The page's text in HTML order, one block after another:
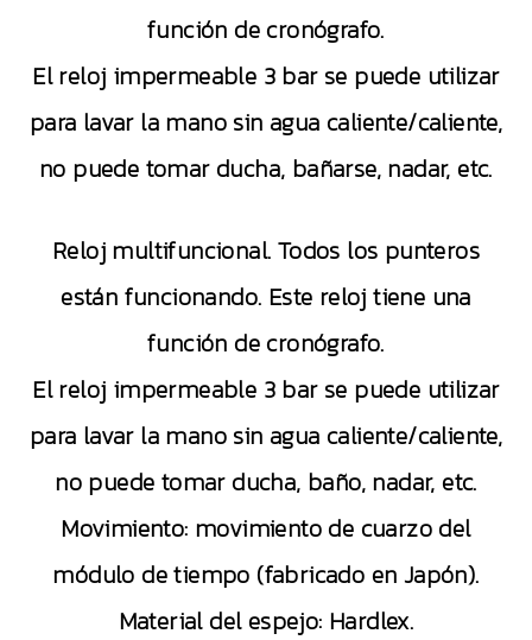
función de cronógrafo.
El reloj impermeable 3 bar se puede utilizar
para lavar la mano sin agua caliente/caliente,
no puede tomar ducha, bañarse, nadar, etc.
Reloj multifuncional. Todos los punteros
están funcionando. Este reloj tiene una
función de cronógrafo.
El reloj impermeable 3 bar se puede utilizar
para lavar la mano sin agua caliente/caliente,
no puede tomar ducha, baño, nadar, etc.
Movimiento: movimiento de cuarzo del
módulo de tiempo (fabricado en Japón).
Material del espejo: Hardlex.